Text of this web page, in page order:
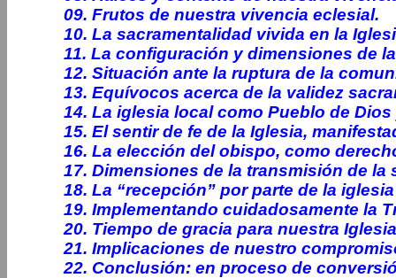
09. Frutos de nuestra vivencia eclesial.
10. La sacramentalidad vivida en la
11. La configuración y dimensiones de
12. Situación ante la ruptura de la
13. Equívocos acerca de la validez
14. La iglesia local como Pueblo de
15. El sentir de fe de la Iglesia,
16. La elección del obispo, como
17. Dimensiones de la transmisión de
18. La “recepción” por parte de la
19. Implementando cuidadosamente la
20. Tiempo de gracia para nuestra
21. Implicaciones de nuestro
22. Conclusión: en proceso de